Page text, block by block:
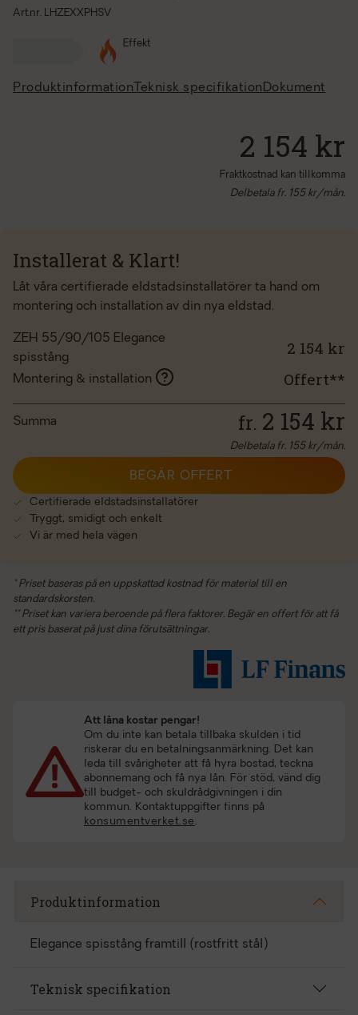
Art.nr. LHZEXXPHSV
Effekt
Produktinformation Teknisk specifikation Dokument
2 154 kr
Fraktkostnad kan tillkomma
Delbetala fr. 155 kr/mån.
Installerat & Klart!
Låt våra certifierade eldstadsinstallatörer ta hand om
montering och installation av din nya eldstad.
ZEH 55/90/105 Elegance
spisstång
2 154 kr
Montering & installation Offert**
Summa fr. 2 154 kr
Delbetala fr. 155 kr/mån.
Certifierade eldstadsinstallatörer
Tryggt, smidigt och enkelt
Vi är med hela vägen
BEGÄR OFFERT
* Priset baseras på en uppskattad kostnad för material till en
standardskorsten.
** Priset kan variera beroende på flera faktorer. Begär en offert för att få
ett pris baserat på just dina förutsättningar.
Att låna kostar pengar!
Om du inte kan betala tillbaka skulden i tid
riskerar du en betalningsanmärkning. Det kan
leda till svårigheter att få hyra bostad, teckna
abonnemang och få nya lån. För stöd, vänd dig
till budget- och skuldrådgivningen i din
kommun. Kontaktuppgifter finns på
konsumentverket.se .
Produktinformation
Elegance spisstång framtill (rostfritt stål)
Teknisk specifikation